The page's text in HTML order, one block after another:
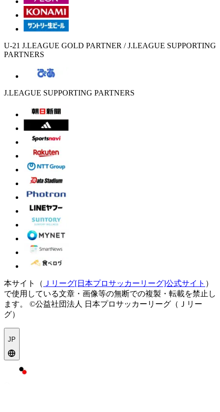
U-21 J.LEAGUE GOLD PARTNER / J.LEAGUE SUPPORTING
PARTNERS
J.LEAGUE SUPPORTING PARTNERS
本サイト（ Ｊリーグ[日本プロサッカーリーグ]公式サイト ）
で使用している文章・画像等の無断での複製・転載を禁止し
ます。
©公益社団法人 日本プロサッカーリーグ（Ｊリー
グ）
JP